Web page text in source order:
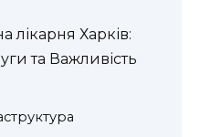
лікарня Харків:
та Важливість